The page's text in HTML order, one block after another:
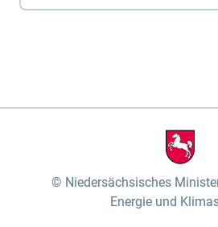
Niedersächsisches
Energie und